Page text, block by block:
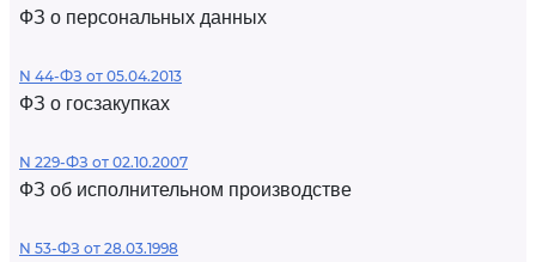
ФЗ о персональных данных
N 44-ФЗ от 05.04.2013
ФЗ о госзакупках
N 229-ФЗ от 02.10.2007
ФЗ об исполнительном производстве
N 53-ФЗ от 28.03.1998